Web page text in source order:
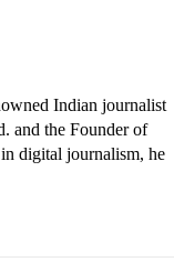
Indian journalist
and the Founder of
digital journalism, he